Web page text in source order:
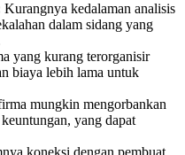
Kurangnya kedalaman analisis
dalam sidang yang
yang kurang terorganisir
biaya lebih lama untuk
mungkin mengorbankan
yang dapat